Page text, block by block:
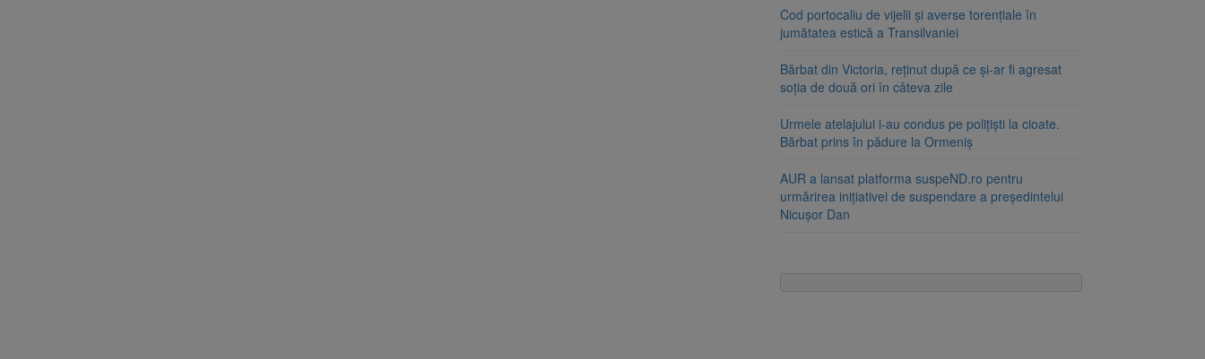
Cod portocaliu de vijelii și averse torențiale în
jumătatea estică a Transilvaniei
Bărbat din Victoria, reținut după ce și-ar fi agresat
soția de două ori în câteva zile
Urmele atelajului i-au condus pe polițiști la cioate.
Bărbat prins în pădure la Ormeniș
AUR a lansat platforma suspeND.ro pentru
urmărirea inițiativei de suspendare a președintelui
Nicușor Dan